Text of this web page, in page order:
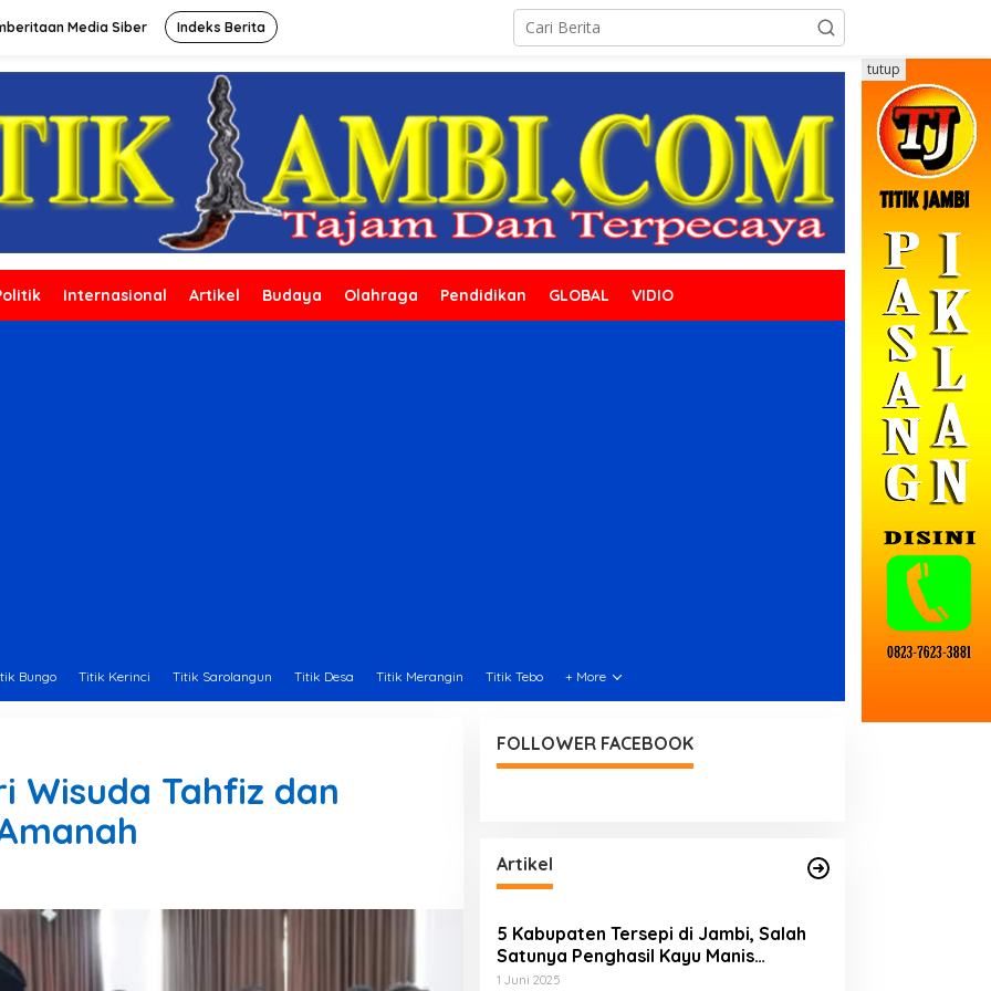
Media Siber Indeks Berita
Internasional Artikel Budaya Olahraga Pendidikan GLOBAL VIDIO
Bungo Titik Kerinci Titik Sarolangun Titik Desa Titik Merangin Titik Tebo + More
tutup
Wisuda Tahfiz dan
FOLLOWER FACEBOOK
Artikel
5 Kabupaten Tersepi di Jambi, Salah
Satunya Penghasil Kayu Manis
Terbesar di Dunia
1 Juni 2025